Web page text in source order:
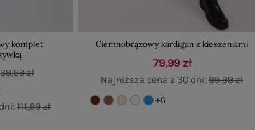
komplet
111,99 zł
zł
Ciemnobrązowy kardigan z kieszeniami
79,99 zł
Najniższa cena z 30 dni:99,99 zł
+6